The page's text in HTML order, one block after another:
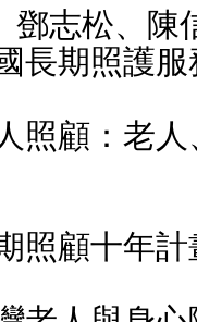
鄧志松、陳
長期照護
照顧：老
照顧十年